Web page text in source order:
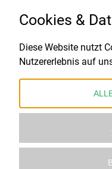
WIDERRUFSBELEHRUNG
IMPRESSUM
Gefördert durch:
Cookies &
Diese Website nutzt
Nutzererlebnis auf